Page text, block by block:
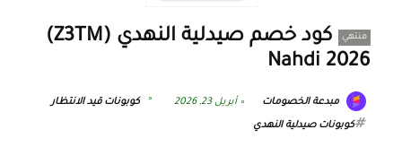
منتهي
كود خصم صيدلية النهدي (Z3TM)
Nahdi 2026
مبدعة الخصومات أبريل 23, 2026 كوبونات قيد الانتظار
كوبونات صيدلية النهدي